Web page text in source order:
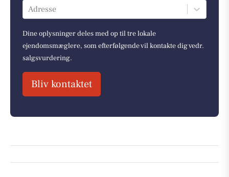
Adresse
Dine oplysninger deles med op til tre lokale
ejendomsmæglere, som efterfølgende vil kontakte dig vedr.
salgsvurdering.
Bliv kontaktet